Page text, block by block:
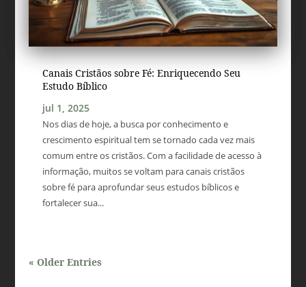
Canais Cristãos sobre Fé: Enriquecendo Seu
Estudo Bíblico
jul 1, 2025
Nos dias de hoje, a busca por conhecimento e
crescimento espiritual tem se tornado cada vez mais
comum entre os cristãos. Com a facilidade de acesso à
informação, muitos se voltam para canais cristãos
sobre fé para aprofundar seus estudos bíblicos e
fortalecer sua...
« Older Entries